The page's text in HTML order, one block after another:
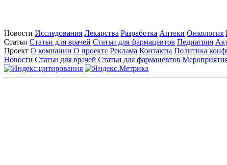
Новости Исследования Лекарства Разработка Аптеки Онкология
Статьи Статьи для врачей Статьи для фармацевтов Педиатрия
Проект О компании О проекте Реклама Контакты Политика
Новости Статьи для врачей Статьи для фармацевтов